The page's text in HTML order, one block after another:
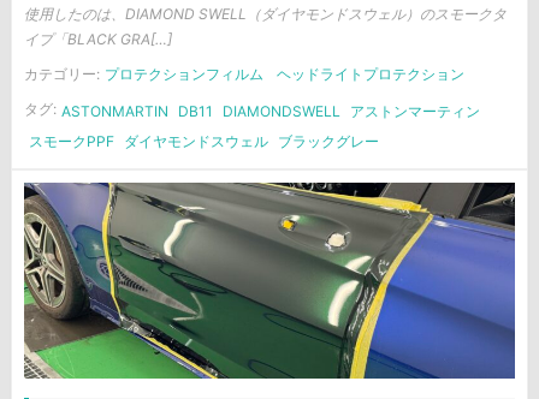
使用したのは、DIAMOND SWELL（ダイヤモンドスウェル）のスモークタ
イプ「BLACK GRA[…]
カテゴリー: プロテクションフィルム
ヘッドライトプロテクション
タグ: ASTONMARTIN DB11 DIAMONDSWELL
アストンマーティン
スモークPPF
ダイヤモンドスウェル ブラックグレー